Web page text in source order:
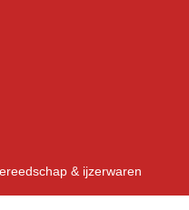
& ijzerwaren